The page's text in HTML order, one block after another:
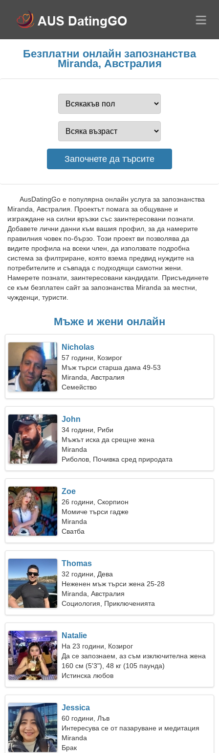
Безплатни онлайн запознанства
Miranda, Австралия
AusDatingGo е популярна онлайн услуга за запознанства
Miranda, Австралия. Проектът помага за общуване и
изграждане на силни връзки със заинтересовани познати.
Добавете лични данни към вашия профил, за да намерите
правилния човек по-бързо. Този проект ви позволява да
видите профила на всеки член, да използвате подробна
система за филтриране, която взема предвид нуждите на
потребителите и съвпада с подходящи самотни жени.
Намерете познати, заинтересовани кандидати. Присъединете
се към безплатен сайт за запознанства Miranda за местни,
чужденци, туристи.
Мъже и жени онлайн
Nicholas
57 години, Козирог
Мъж търси старша дама 49-53
Miranda, Австралия
Семейство
John
34 години, Риби
Мъжът иска да срещне жена
Miranda
Риболов, Почивка сред природата
Zoe
26 години, Скорпион
Момиче търси гадже
Miranda
Сватба
Thomas
32 години, Дева
Неженен мъж търси жена 25-28
Miranda, Австралия
Социология, Приключенията
Natalie
На 23 години, Козирог
Да се запознаем, аз съм изключителна жена
160 см (5'3"), 48 кг (105 паунда)
Истинска любов
Jessica
60 години, Лъв
Интересува се от пазаруване и медитация
Miranda
Брак